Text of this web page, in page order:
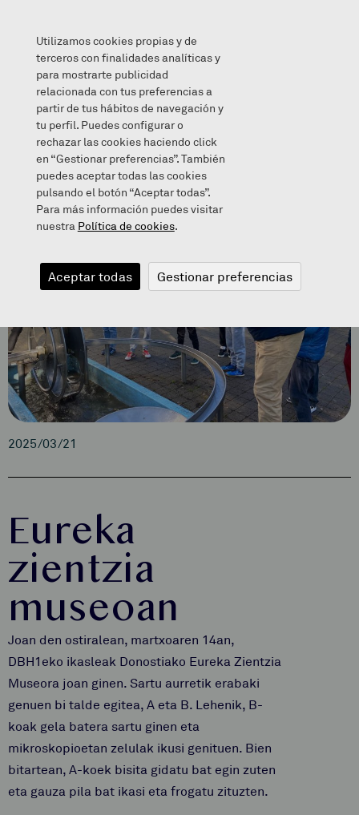
Eureka zientzia museoan
2025/03/21
Eureka
zientzia
museoan
Joan den ostiralean, martxoaren 14an,
DBH1eko ikasleak Donostiako Eureka Zientzia
Museora joan ginen. Sartu aurretik erabaki
genuen bi talde egitea, A eta B. Lehenik, B-
koak gela batera sartu ginen eta
mikroskopioetan zelulak ikusi genituen. Bien
bitartean, A-koek bisita gidatu bat egin zuten
eta gauza pila bat ikasi eta frogatu zituzten.
Utilizamos cookies propias y de
terceros con finalidades analíticas y
para mostrarte publicidad
relacionada con tus preferencias a
partir de tus hábitos de navegación y
tu perfil. Puedes configurar o
rechazar las cookies haciendo click
en “Gestionar preferencias”. También
puedes aceptar todas las cookies
pulsando el botón “Aceptar todas”.
Para más información puedes visitar
nuestra Política de cookies.
Aceptar todas Gestionar preferencias